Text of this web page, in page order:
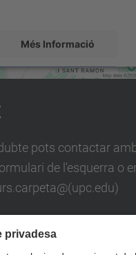
Més Informació
Accepta
by
pots contactar
de l'esquerra o
nos al telèfon